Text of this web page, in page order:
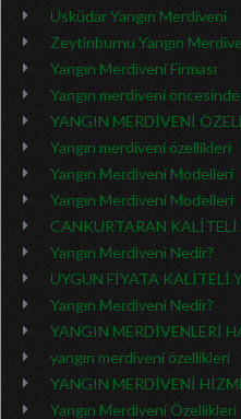
Üsküdar Yangın Merdiveni
Zeytinburnu Yangın
Yangın Merdiveni Firması
Yangın merdiveni
YANGIN MERDİVENİ
Yangın merdiveni özellikleri
Yangın Merdiveni Modelleri
Yangın Merdiveni Modelleri
CANKURTARAN KALİTELİ
Yangın Merdiveni Nedir?
UYGUN FİYATA KALİTELİ
Yangın Merdiveni Nedir?
YANGIN MERDİVENLERİ
yangın merdiveni özellikleri
YANGIN MERDİVENİ
Yangın Merdiveni Özellikleri